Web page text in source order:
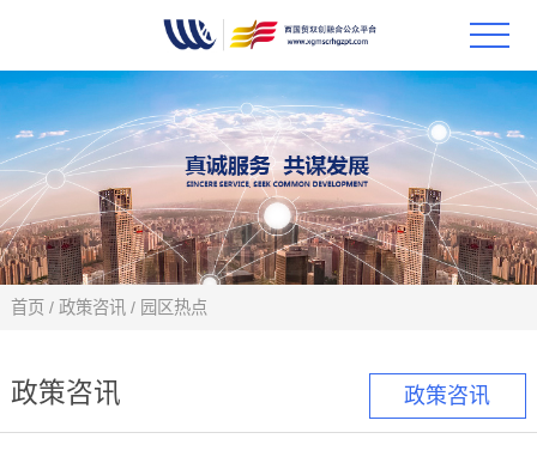
首页
政策
科技
合作
政策咨讯
首页 / 政策咨讯 / 园区热点
政策咨讯